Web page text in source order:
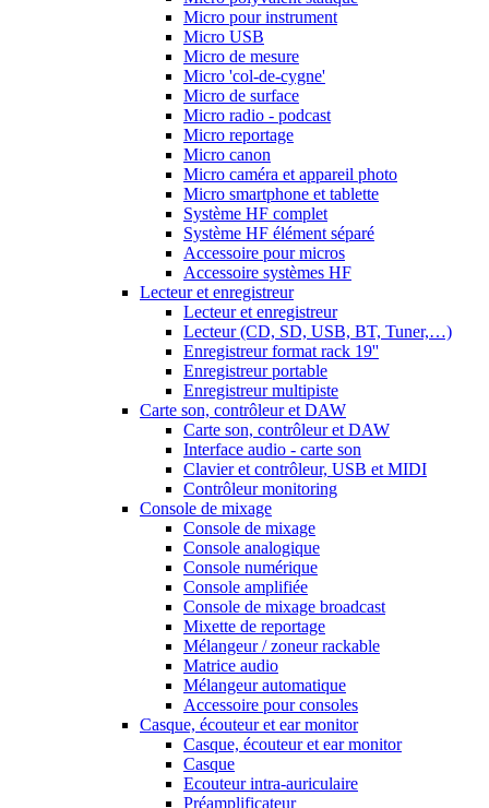
Micro pour instrument
Micro USB
Micro de mesure
Micro 'col-de-cygne'
Micro de surface
Micro radio - podcast
Micro reportage
Micro canon
Micro caméra et appareil photo
Micro smartphone et tablette
Système HF complet
Système HF élément séparé
Accessoire pour micros
Accessoire systèmes HF
Lecteur et enregistreur
Lecteur et enregistreur
Lecteur (CD, SD, USB, BT, Tuner,…)
Enregistreur format rack 19''
Enregistreur portable
Enregistreur multipiste
Carte son, contrôleur et DAW
Carte son, contrôleur et DAW
Interface audio - carte son
Clavier et contrôleur, USB et MIDI
Contrôleur monitoring
Console de mixage
Console de mixage
Console analogique
Console numérique
Console amplifiée
Console de mixage broadcast
Mixette de reportage
Mélangeur / zoneur rackable
Matrice audio
Mélangeur automatique
Accessoire pour consoles
Casque, écouteur et ear monitor
Casque, écouteur et ear monitor
Casque
Ecouteur intra-auriculaire
Préamplificateur